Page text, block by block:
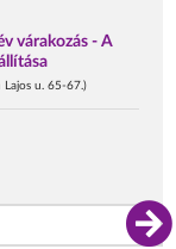
várakozás - A
u. 65-67.)